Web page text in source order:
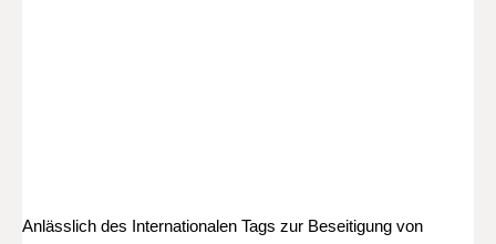
Anlässlich des Internationalen Tags zur Beseitigung von